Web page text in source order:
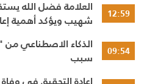
12:59
العلامة فضل الله
شهيب ويؤكد أهمية
09:54
الذكاء الاصطناعي
سبب